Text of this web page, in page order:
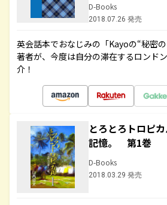
D-Books
2018.07.26 発売
英会話本でおなじみの「Kayoの“秘密
著者が、今度は自分の滞在するロンド
介！
とろとろトロピ
記憶。 第1巻
D-Books
2018.03.29 発売